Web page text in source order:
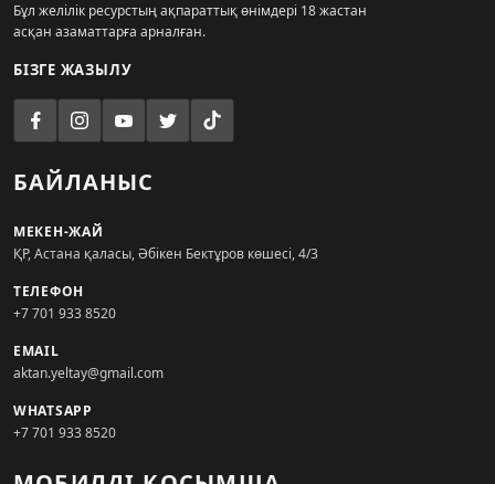
Бұл желілік ресурстың ақпараттық өнімдері 18 жастан
асқан азаматтарға арналған.
БІЗГЕ ЖАЗЫЛУ
БАЙЛАНЫС
МЕКЕН-ЖАЙ
ҚР, Астана қаласы, Әбікен Бектұров көшесі, 4/3
ТЕЛЕФОН
+7 701 933 8520
EMAIL
aktan.yeltay@gmail.com
WHATSAPP
+7 701 933 8520